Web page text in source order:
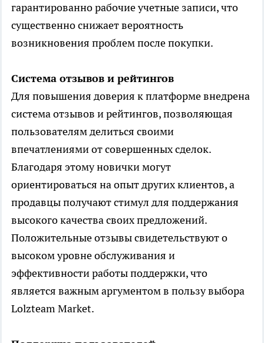
гарантированно рабочие учетные записи, что
существенно снижает вероятность
возникновения проблем после покупки.
Система отзывов и рейтингов
Для повышения доверия к платформе внедрена
система отзывов и рейтингов, позволяющая
пользователям делиться своими
впечатлениями от совершенных сделок.
Благодаря этому новички могут
ориентироваться на опыт других клиентов, а
продавцы получают стимул для поддержания
высокого качества своих предложений.
Положительные отзывы свидетельствуют о
высоком уровне обслуживания и
эффективности работы поддержки, что
является важным аргументом в пользу выбора
Lolzteam Market.